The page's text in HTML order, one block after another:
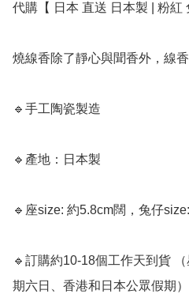
代購【 日本 直送 日本製 | 粉紅
燒線香除了靜心與聞香外，線
🔹手工陶瓷製造
🔹產地：日本製
🔹座size: 約5.8cm闊，兔仔
🔹訂購約10-18個工作天到貨
期六日、香港和日本公眾假期）